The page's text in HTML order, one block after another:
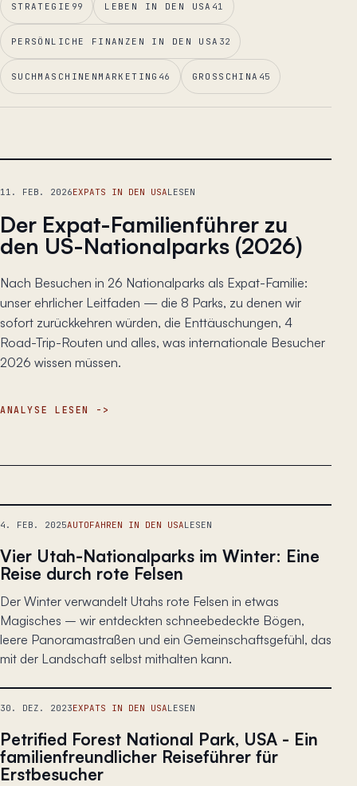
STRATEGIE 99 LEBEN IN DEN USA 41
PERSÖNLICHE FINANZEN IN DEN USA 32
SUCHMASCHINENMARKETING 46 GROSSCHINA 45
11. FEB. 2026EXPATS IN DEN USALESEN
Der Expat-Familienführer zu
den US-Nationalparks (2026)
Nach Besuchen in 26 Nationalparks als Expat-Familie:
unser ehrlicher Leitfaden — die 8 Parks, zu denen wir
sofort zurückkehren würden, die Enttäuschungen, 4
Road-Trip-Routen und alles, was internationale Besucher
2026 wissen müssen.
ANALYSE LESEN
4. FEB. 2025AUTOFAHREN IN DEN USALESEN
Vier Utah-Nationalparks im Winter: Eine
Reise durch rote Felsen
Der Winter verwandelt Utahs rote Felsen in etwas
Magisches – wir entdeckten schneebedeckte Bögen,
leere Panoramastraßen und ein Gemeinschaftsgefühl, das
mit der Landschaft selbst mithalten kann.
30. DEZ. 2023EXPATS IN DEN USALESEN
Petrified Forest National Park, USA - Ein
familienfreundlicher Reiseführer für
Erstbesucher